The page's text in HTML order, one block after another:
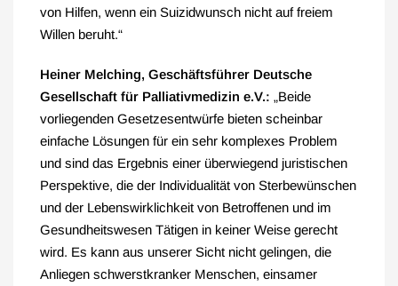
von Hilfen, wenn ein Suizidwunsch nicht auf freiem
Willen beruht.“
Heiner Melching, Geschäftsführer Deutsche
Gesellschaft für Palliativmedizin e.V.: „Beide
vorliegenden Gesetzesentwürfe bieten scheinbar
einfache Lösungen für ein sehr komplexes Problem
und sind das Ergebnis einer überwiegend juristischen
Perspektive, die der Individualität von Sterbewünschen
und der Lebenswirklichkeit von Betroffenen und im
Gesundheitswesen Tätigen in keiner Weise gerecht
wird. Es kann aus unserer Sicht nicht gelingen, die
Anliegen schwerstkranker Menschen, einsamer